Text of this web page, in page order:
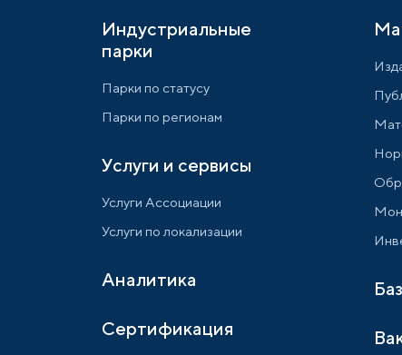
Индустриальные
парки
Парки по статусу
Парки по регионам
Услуги и сервисы
Услуги Ассоциации
Услуги по локализации
Аналитика
Сертификация